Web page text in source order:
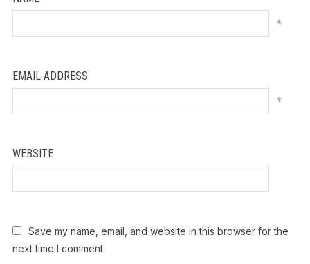
*
EMAIL ADDRESS
*
WEBSITE
Save my name, email, and website in this browser for the
next time I comment.